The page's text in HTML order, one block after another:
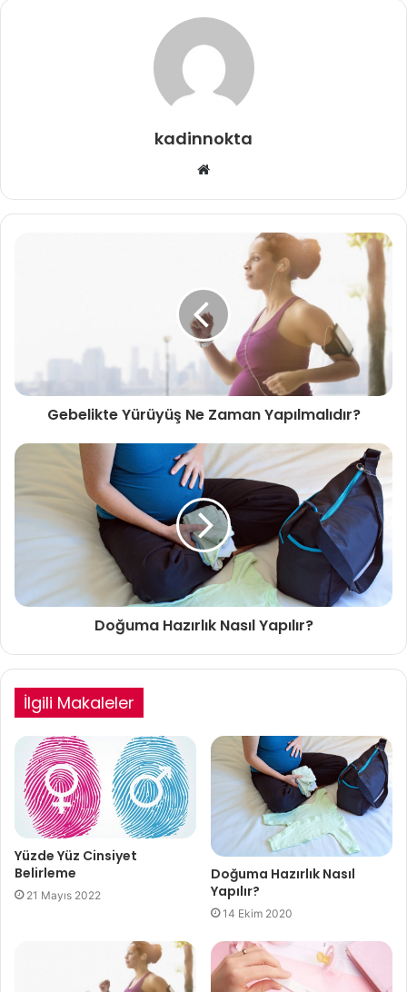
kadinnokta
Web
Gebelikte Yürüyüş Ne Zaman Yapılmalıdır?
Doğuma Hazırlık Nasıl Yapılır?
İlgili Makaleler
Yüzde Yüz Cinsiyet
Belirleme
21 Mayıs 2022
Doğuma Hazırlık Nasıl
Yapılır?
14 Ekim 2020